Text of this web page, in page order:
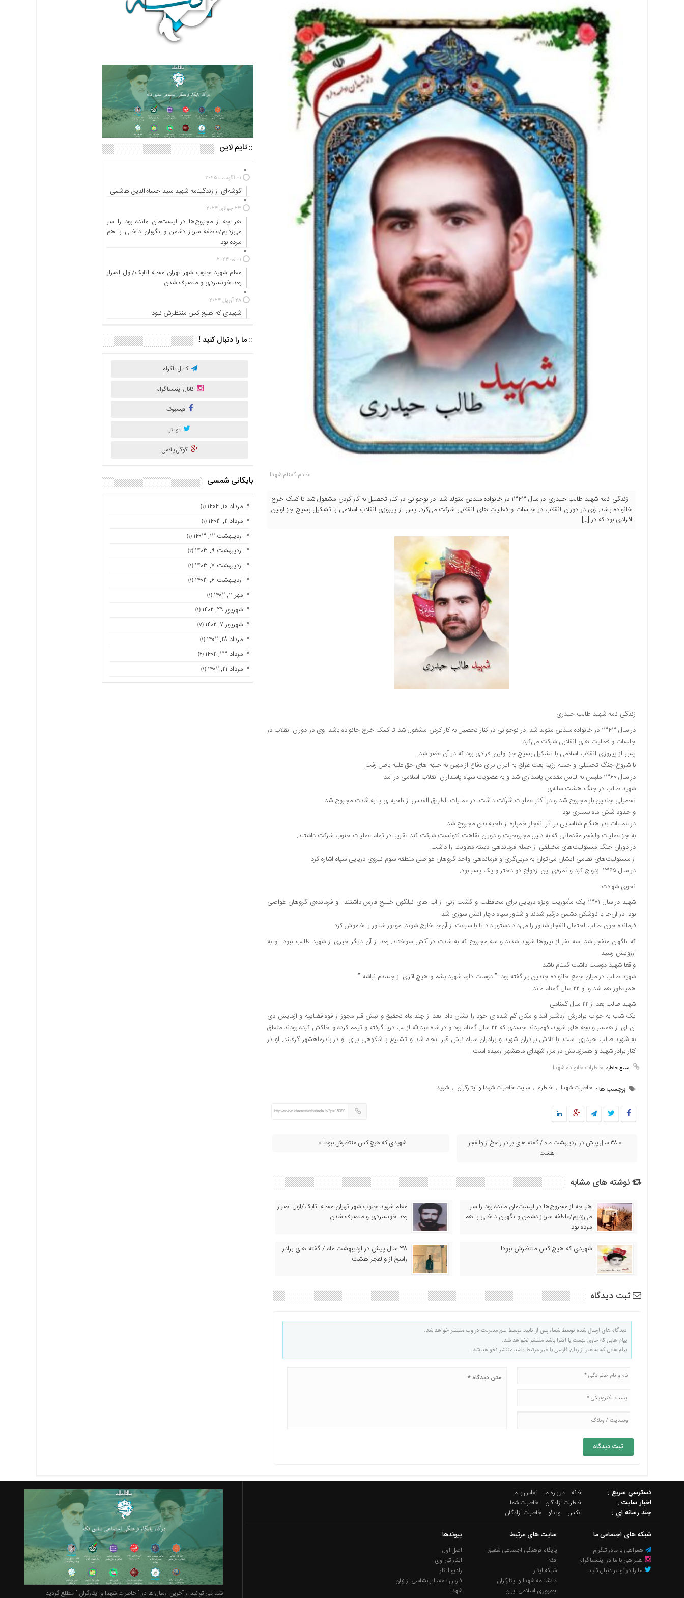
خادم گمنام شهدا
زندگی نامه شهید طالب حیدری در سال ۱۳۴۳ در خانواده متدین متولد شد. در نوجوانی در کنار تحصیل به کار کردن مشغول شد تا کمک خرج
خانواده باشد. وی در دوران انقلاب در جلسات و فعالیت های انقلابی شرکت می‌کرد. پس از پیروزی انقلاب اسلامی با تشکیل بسیج جز اولین
افرادی بود که در […]
زندگی نامه شهید طالب حیدری
در سال ۱۳۴۳ در خانواده متدین متولد شد. در نوجوانی در کنار تحصیل به کار کردن مشغول شد تا کمک خرج خانواده باشد. وی در دوران انقلاب در
جلسات و فعالیت های انقلابی شرکت می‌کرد.
پس از پیروزی انقلاب اسلامی با تشکیل بسیج جز اولین افرادی بود که در آن عضو شد.
با شروع جنگ تحمیلی و حمله رژیم بعث عراق به ایران برای دفاع از مهین به جبهه های حق علیه باطل رفت.
در سال ۱۳۶۰ ملبس به لباس مقدس پاسداری شد و به عضویت سپاه پاسداران انقلاب اسلامی در آمد.
شهید طالب در جنگ هشت ساله‌ی
تحمیلی چندین بار مجروح شد و در اکثر عملیات شرکت داشت. در عملیات الطریق القدس از ناحیه ی پا به شدت مجروح شد
و حدود شش ماه بستری بود.
در عملیات بدر هنگام شناسایی بر اثر انفجار خمپاره از ناحیه بدن مجروح شد.
به جز عملیات والفجر مقدماتی که به دلیل مجروحیت و دوران نقاهت نتونست شرکت کند تقریبا در تمام عملیات حنوب شرکت داشتند.
در دوران جنگ مسئولیت‌های مختلفی از جمله فرماندهی دسته معاونت را داشت.
از مسئولیت‌های نظامی ایشان می‌توان به مربی‌گری و فرماندهی واحد گروهان غواصی منطقه سوم نیروی دریایی سپاه اشاره کرد.
در سال ۱۳۶۵ ازدواج کرد و ثمره‌ی این ازدواج دو دختر و یک پسر بود.
نحوی شهادت:
شهید در سال ۱۳۷۱ یک مأموریت ویژه دریایی برای محافظت و گشت زنی از آب های نیلگون خلیج فارس داشتند. او فرمانده‌ی گروهان غواصی
بود. در آن‌جا با ناوشکن دشمن درگیر شدند و شناور سپاه دچار آتش سوزی شد.
فرمانده چون طالب احتمال انفجار شناور را می‌داد دستور داد تا با سرعت از آن‌جا خارج شوند. موتور شناور را خاموش کرد
که ناگهان منفجر شد. سه نفر از نیروها شهید شدند و سه مجروح که به شدت در آتش سوختند. بعد از آن دیگر خبری از شهید طالب نبود. او به
آرزویش رسید.
واقعا شهید دوست داشت گمنام باشد.
شهید طالب در میان جمع خانواده چندین بار گفته بود: ” دوست دارم شهید بشم و هیچ اثری از جسدم نباشه ”
همینطور هم شد و او ۲۲ سال گمنام ماند.
شهید طالب بعد از ۲۲ سال گمنامی
یک شب به خواب برادرش اردشیر آمد و مکان گم شده ی خود را نشان داد. بعد از چند ماه تحقیق و نبش قبر مجوز از قوه قضاییه و آزمایش دی
ان ای از همسر و بچه های شهید، فهمیدند جسدی که ۲۲ سال گمنام بود و در شاه عبدالله از لب دریا گرفته و تیمم کرده و خاکش کرده بودند متعلق
به شهید طالب حیدری است. با تلاش برادران شهید و برادران سپاه نبش قبر انجام شد و تشییع با شکوهی برای او در بندرماهشهر گرفتند. او در
کنار برادر شهید و همرزمانش در مزار شهدای ماهشهر آرمیده است.
منبع خاطره: خاطرات خانواده شهدا
برچسب ها : خاطرات شهدا , خاطره , سایت خاطرات شهدا و ایثارگران , شهید
http://www.khaterateshohada.ir/?p=15389
« ۳۸ سال پیش در اردیبهشت ماه / گفته های برادر راسخ از والفجر
هشت
شهیدی که هیچ کس منتظرش نبود! »
نوشته های مشابه
هر چه از مجروح‌ها در لیست‌مان مانده بود را سر
می‌زدیم/عاطفه سرباز دشمن و نگهبان داخلی با هم
مرده بود
معلم شهید جنوب شهر تهران محله اتابک/اول اصرار
بعد خونسردی و منصرف شدن
شهیدی که هیچ کس منتظرش نبود!
۳۸ سال پیش در اردیبهشت ماه / گفته های برادر
راسخ از والفجر هشت
ثبت دیدگاه
دیدگاه های ارسال شده توسط شما، پس از تایید توسط تیم مدیریت در وب منتشر خواهد شد.
پیام هایی که حاوی تهمت یا افترا باشد منتشر نخواهد شد.
پیام هایی که به غیر از زبان فارسی یا غیر مرتبط باشد منتشر نخواهد شد.
:: تایم لاین
01 آگوست 2025
گوشه‌ای از زندگینامه شهید سید حسام‌الدین هاشمی
23 جولای 2024
هر چه از مجروح‌ها در لیست‌مان مانده بود را سر
می‌زدیم/عاطفه سرباز دشمن و نگهبان داخلی با هم
مرده بود
01 مه 2024
معلم شهید جنوب شهر تهران محله اتابک/اول اصرار
بعد خونسردی و منصرف شدن
28 آوریل 2024
شهیدی که هیچ کس منتظرش نبود!
:: ما را دنبال کنید !
کانال تلگرام
کانال اینستاگرام
فیسبوک
تویتر
گوگل پلاس
بایگانی شمسی
مرداد ۱۰, ۱۴۰۴ (۱)
مرداد ۲, ۱۴۰۳ (۱)
اردیبهشت ۱۲, ۱۴۰۳ (۱)
اردیبهشت ۹, ۱۴۰۳ (۲)
اردیبهشت ۷, ۱۴۰۳ (۱)
اردیبهشت ۶, ۱۴۰۳ (۱)
مهر ۱۱, ۱۴۰۲ (۱)
شهریور ۲۹, ۱۴۰۲ (۱)
شهریور ۷, ۱۴۰۲ (۷)
مرداد ۲۸, ۱۴۰۲ (۱)
مرداد ۲۳, ۱۴۰۲ (۲)
مرداد ۲۱, ۱۴۰۲ (۱)
دسترسي سريع : خانه در باره ما تماس با ما
اخبار سایت : خاطرات آزادگان خاطرات شما
چند رسانه اي : عکس ویدئو خاطرات آزادگان
شبکه های اجتماعی ما
همراهی با مادر تلگرام
همراهی با ما در اینستاگرام
ما را در تویتر دنبال کنید
سایت های مرتبط
پایگاه فرهنگی اجتماعی شفیق
فکه
شبکه ایثار
دانشنامه شهدا و ایثارگران
جمهوری اسلامی ایران
پیوندها
اصل اول
ایثار تی وی
رادیو ایثار
فارس نامه، ایرانشاسی از زبان
شهدا
شما می توانید از آخرین ارسال ها در " خاطرات شهدا و ایثارگران " مطلع گردید.